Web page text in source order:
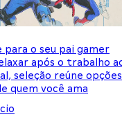
para o seu pai gamer
após o trabalho
seleção reúne
quem você ama